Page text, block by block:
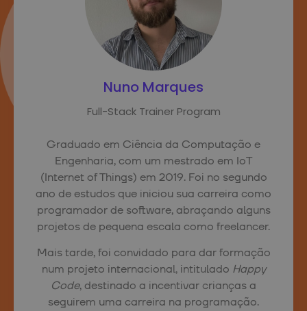
Nuno Marques
Full-Stack Trainer Program
Graduado em Ciência da Computação e
Engenharia, com um mestrado em IoT
(Internet of Things) em 2019. Foi no segundo
ano de estudos que iniciou sua carreira como
programador de software, abraçando alguns
projetos de pequena escala como freelancer.
Mais tarde, foi convidado para dar formação
num projeto internacional, intitulado Happy
Code, destinado a incentivar crianças a
seguirem uma carreira na programação.